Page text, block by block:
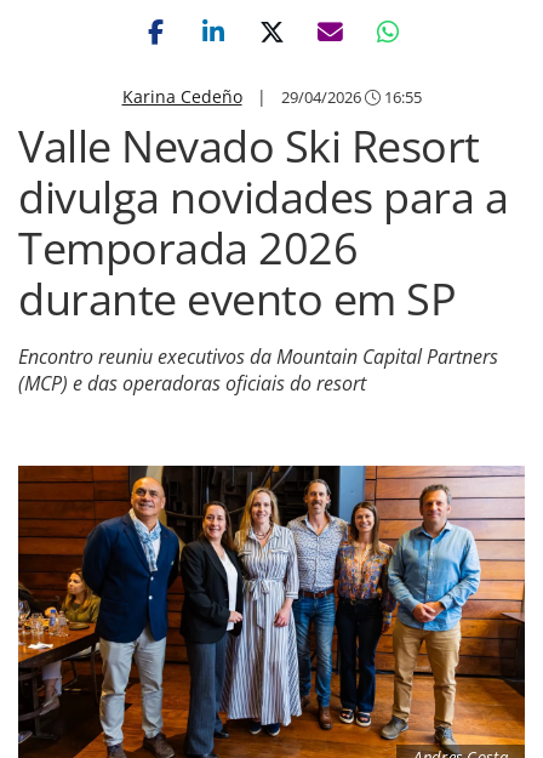
Karina Cedeño| 29/04/2026 16:55
Valle Nevado Ski Resort
divulga novidades para a
Temporada 2026
durante evento em SP
Encontro reuniu executivos da Mountain Capital Partners
(MCP) e das operadoras oficiais do resort